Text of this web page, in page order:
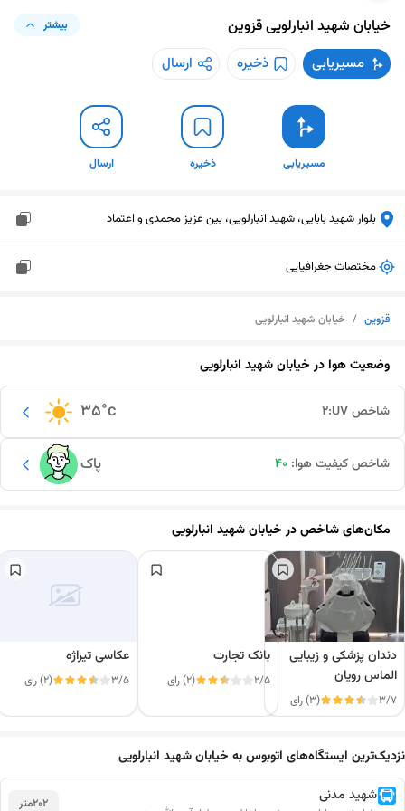
خیابان شهید انبارلوییقزوین بیشتر
مسیریابی ذخیره ارسال
مسیریابی ذخیره ارسال
بلوار شهید بابایی، شهید انبارلویی، بین عزیز محمدی و اعتماد
مختصات جغرافیایی
قزوین / خیابان شهید انبارلویی
وضعیت هوا درخیابان شهید انبارلویی
35°c شاخص UV: 2
پاک شاخص کیفیت هوا: 40
مکان‌های شاخص درخیابان شهید انبارلویی
دندان پزشکی و زیبایی
الماس رویان
3/7 (3) رای
بانک تجارت
2/5 (2) رای
عکاسی تیراژه
3/5 (2) رای
نزدیک‌ترین ایستگاه‌های اتوبوس به خیابان شهید انبارلویی
202متر شهید مدنی